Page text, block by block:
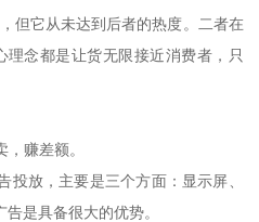
但它从未达到后者的热度。二者在
念都是让货无限接近消费者，只
赚差额。
投放，主要是三个方面：显示屏、
是具备很大的优势。